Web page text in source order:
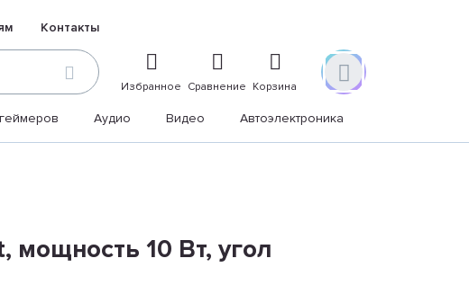
Контакты
Избранное Сравнение Корзина
Аудио Видео Автоэлектроника
мощность 10 Вт, угол